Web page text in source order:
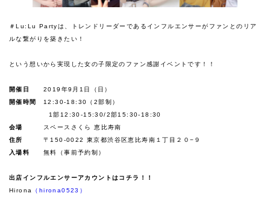
＃Lu:Lu Partyは、トレンドリーダーであるインフルエンサーがファンとのリア
ルな繋がりを築きたい！
という想いから実現した女の子限定のファン感謝イベントです！！
開催日
2019年9月1日（日）
開催時間
12:30-18:30（2部制）
1部12:30-15:30/2部15:30-18:30
会場
スペースさくら 恵比寿南
住所
〒150-0022 東京都渋谷区恵比寿南１丁目２０−９
入場料
無料（事前予約制）
出店インフルエンサーアカウントはコチラ！！
Hirona
（hirona0523）